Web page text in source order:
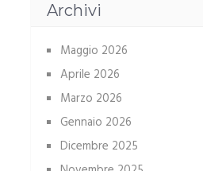
Archivi
Maggio 2026
Aprile 2026
Marzo 2026
Gennaio 2026
Dicembre 2025